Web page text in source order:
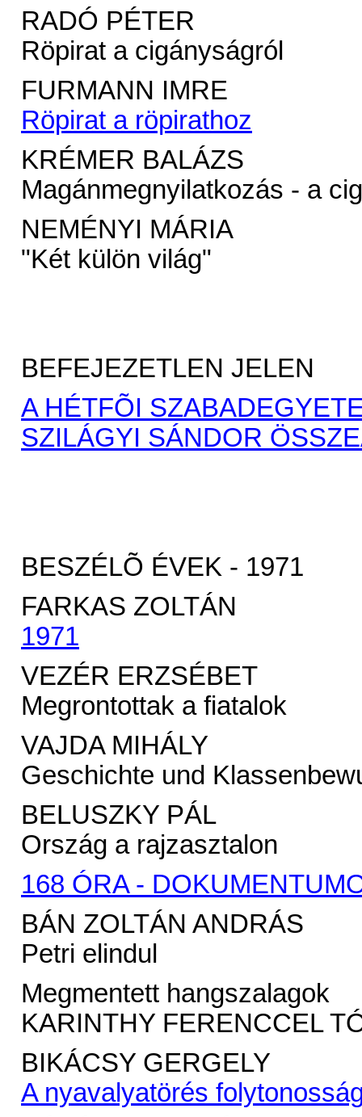
RADÓ PÉTER
Röpirat a cigányságról
FURMANN IMRE
Röpirat a röpirathoz
KRÉMER BALÁZS
Magánmegnyilatkozás - a
NEMÉNYI MÁRIA
"Két külön világ"
BEFEJEZETLEN JELEN
A HÉTFÕI
SZILÁGYI SÁNDOR
BESZÉLÕ ÉVEK - 1971
FARKAS ZOLTÁN
1971
VEZÉR ERZSÉBET
Megrontottak a fiatalok
VAJDA MIHÁLY
Geschichte und
BELUSZKY PÁL
Ország a rajzasztalon
168 ÓRA -
BÁN ZOLTÁN ANDRÁS
Petri elindul
Megmentett hangszalagok
KARINTHY FERENCCEL
BIKÁCSY GERGELY
A nyavalyatörés